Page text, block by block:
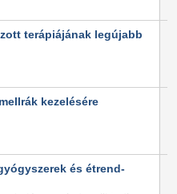
terápiájának legújabb
kezelésére
és étrend-